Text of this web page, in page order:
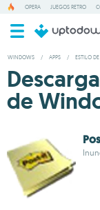
OPERA JUEGOS RETRO
WINDOWS / APPS / ESTILO
de